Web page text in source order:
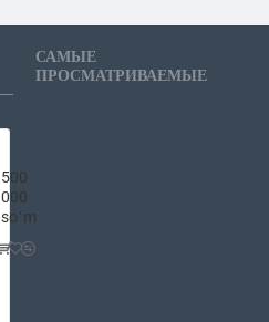
САМЫЕ
ПРОСМАТРИВАЕМЫЕ
500
000
soʻm